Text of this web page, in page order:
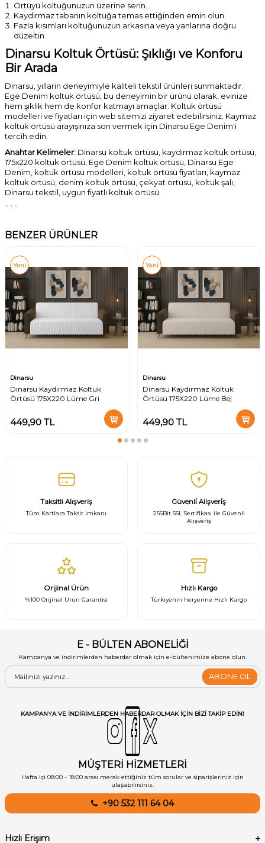
Örtüyü koltuğunuzun üzerine serin.
Kaydırmaz tabanın koltuğa temas ettiğinden emin olun.
Fazla kısımları koltuğunuzun arkasına veya yanlarına doğru
düzeltin.
Dinarsu Koltuk Örtüsü: Şıklığı ve Konforu
Bir Arada
Dinarsu, yılların deneyimiyle kaliteli tekstil ürünleri sunmaktadır.
Ege Denim koltuk örtüsü, bu deneyimin bir ürünü olarak, evinize
hem şıklık hem de konfor katmayı amaçlar. Koltuk örtüsü
modelleri ve fiyatları için web sitemizi ziyaret edebilirsiniz. Kaymaz
koltuk örtüsü arayışınıza son vermek için Dinarsu Ege Denim'i
tercih edin.
Anahtar Kelimeler: Dinarsu koltuk örtüsü, kaydırmaz koltuk örtüsü,
175x220 koltuk örtüsü, Ege Denim koltuk örtüsü, Dinarsu Ege
Denim, koltuk örtüsü modelleri, koltuk örtüsü fiyatları, kaymaz
koltuk örtüsü, denim koltuk örtüsü, çekyat örtüsü, koltuk şalı,
Dinarsu tekstil, uygun fiyatlı koltuk örtüsü
```
BENZER ÜRÜNLER
Yeni
Dinarsu
Dinarsu Kaydırmaz Koltuk
Örtüsü 175X220 Lüme Gri
449,90 TL
Yeni
Dinarsu
Dinarsu Kaydırmaz Koltuk
Örtüsü 175X220 Lüme Bej
449,90TL
Taksitli Alışveriş
Tüm Kartlara Taksit İmkanı
Güvenli̇ Alişveri̇ş
256Bit SSL Sertifikası ile Güvenli
Alışveriş
Orijinal Ürün
%100 Orijinal Ürün Garantisi
Hızlı Kargo
Türkiyenin heryerine Hızlı Kargo
E - BÜLTEN ABONELİĞİ
Kampanya ve indirimlerden haberdar olmak için e-bültenimize abone olun.
ABONE OL
KAMPANYA VE INDIRIMLERDEN HABERDAR OLMAK IÇIN BIZI TAKIP EDIN!
MÜŞTERİ HİZMETLERİ
Hafta içi 08:00 - 18:00 arası merak ettiğiniz tüm sorular ve siparişleriniz için
ulaşabilirsiniz.
+90 532 111 64 04
Hızlı Erişim